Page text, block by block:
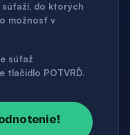
do ktorých
možnosť v
súťaž
tlačidlo POTVRĎ.